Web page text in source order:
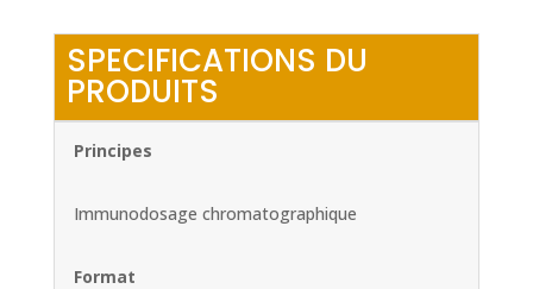
SPECIFICATIONS DU
PRODUITS
Principes
Immunodosage chromatographique
Format